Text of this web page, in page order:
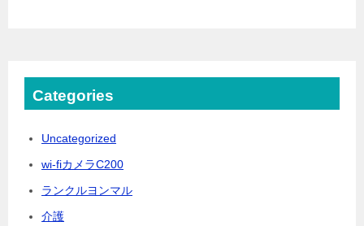
Categories
Uncategorized
wi-fiカメラC200
ランクルヨンマル
介護